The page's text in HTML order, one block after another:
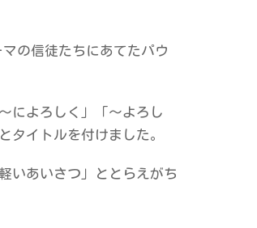
の信徒たちにあてたパウ
によろしく」「～よろし
タイトルを付けました。
いあいさつ」ととらえがち